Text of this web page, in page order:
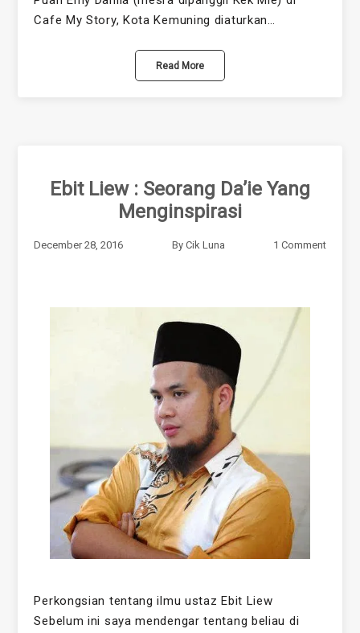
Cafe My Story, Kota Kemuning diaturkan…
Read More
Ebit Liew : Seorang Da’ie Yang
Menginspirasi
December 28, 2016 By Cik Luna 1 Comment
Perkongsian tentang ilmu ustaz Ebit Liew
Sebelum ini saya mendengar tentang beliau di